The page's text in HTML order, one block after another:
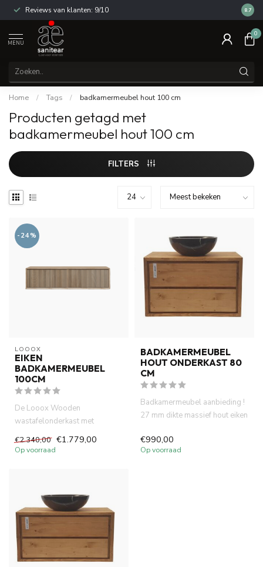
Reviews van klanten: 9/10 14
8.7
MENU
0
Home / Tags / badkamermeubel hout 100 cm
Producten getagd met
badkamermeubel hout 100 cm
FILTERS
-24%
LOOOX
EIKEN
BADKAMERMEUBEL
100CM
De Looox Wooden
wastafelonderkast met
verticaal ribbelfront in
eikenhout is een ...
€2.340,00 €1.779,00
Op voorraad
BADKAMERMEUBEL
HOUT ONDERKAST 80
CM
Badkamermeubel aanbieding !
27 mm dikte massief hout eiken
€990,00
Op voorraad